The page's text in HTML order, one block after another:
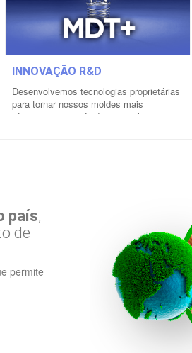
INNOVAÇÃO R&D
Desenvolvemos tecnologias proprietárias
para tornar nossos moldes mais
eficientes, mais rápidos, mais leves.
país,
de
permite